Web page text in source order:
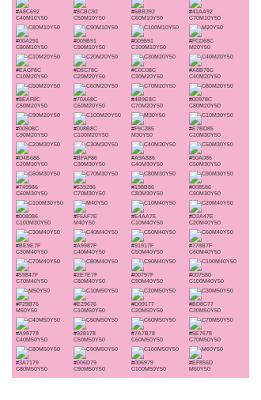
#A8C692
C40M10Y50
#8CBC92
C50M10Y50
#6BB392
C60M10Y50
#41AA92
C70M10Y50
#00A291
C80M10Y50
#009B91
C90M10Y50
#009591
C100M10Y50
#FCD68C
M20Y50
#EACF8C
C10M20Y50
#D5C78C
C20M20Y50
#C0C08C
C30M20Y50
#A8B78C
C40M20Y50
#8EAF8C
C50M20Y50
#70A68C
C60M20Y50
#4B9E8C
C70M20Y50
#00978C
C80M20Y50
#00908C
C90M20Y50
#008B8C
C100M20Y50
#F9C385
M30Y50
#E7BD85
C10M30Y50
#D4B686
C20M30Y50
#BFAF86
C30M30Y50
#A9A886
C40M30Y50
#90A086
C50M30Y50
#749986
C60M30Y50
#539286
C70M30Y50
#198B86
C80M30Y50
#008586
C90M30Y50
#008086
C100M30Y50
#F5AF7E
M40Y50
#E4AA7E
C10M40Y50
#D2A47E
C20M40Y50
#BE9E7F
C30M40Y50
#A9987F
C40M40Y50
#91917F
C50M40Y50
#778B7F
C60M40Y50
#59847F
C70M40Y50
#2E7E7F
C80M40Y50
#00797F
C90M40Y50
#007580
C100M40Y50
#F29B76
M50Y50
#E29676
C10M50Y50
#D09177
C20M50Y50
#BD8C77
C30M50Y50
#A98778
C40M50Y50
#928178
C50M50Y50
#7A7B78
C60M50Y50
#5E7678
C70M50Y50
#3A7179
C80M50Y50
#006D79
C90M50Y50
#006979
C100M50Y50
#EF856D
M60Y50